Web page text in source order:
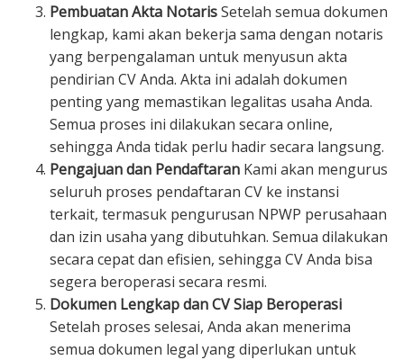
Pembuatan Akta NotarisSetelah semua dokumen
lengkap, kami akan bekerja sama dengan notaris
yang berpengalaman untuk menyusun akta
pendirian CV Anda. Akta ini adalah dokumen
penting yang memastikan legalitas usaha Anda.
Semua proses ini dilakukan secara online,
sehingga Anda tidak perlu hadir secara langsung.
Pengajuan dan Pendaftaran Kami akan mengurus
seluruh proses pendaftaran CV ke instansi
terkait, termasuk pengurusan NPWP perusahaan
dan izin usaha yang dibutuhkan. Semua dilakukan
secara cepat dan efisien, sehingga CV Anda bisa
segera beroperasi secara resmi.
Dokumen Lengkap dan CV Siap Beroperasi
Setelah proses selesai, Anda akan menerima
semua dokumen legal yang diperlukan untuk